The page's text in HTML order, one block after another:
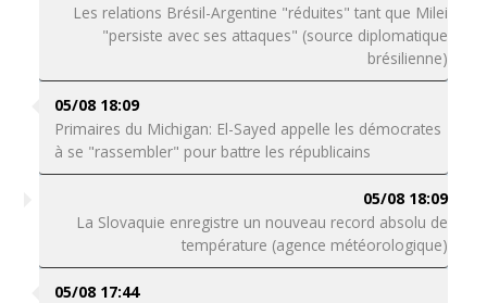
Les relations Brésil-Argentine "réduites" tant que Milei
"persiste avec ses attaques" (source diplomatique
brésilienne)
05/08 18:09
Primaires du Michigan: El-Sayed appelle les démocrates
à se "rassembler" pour battre les républicains
05/08 18:09
La Slovaquie enregistre un nouveau record absolu de
température (agence météorologique)
05/08 17:44